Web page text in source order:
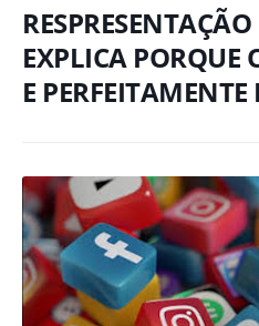
EXPLICA PORQUE
E